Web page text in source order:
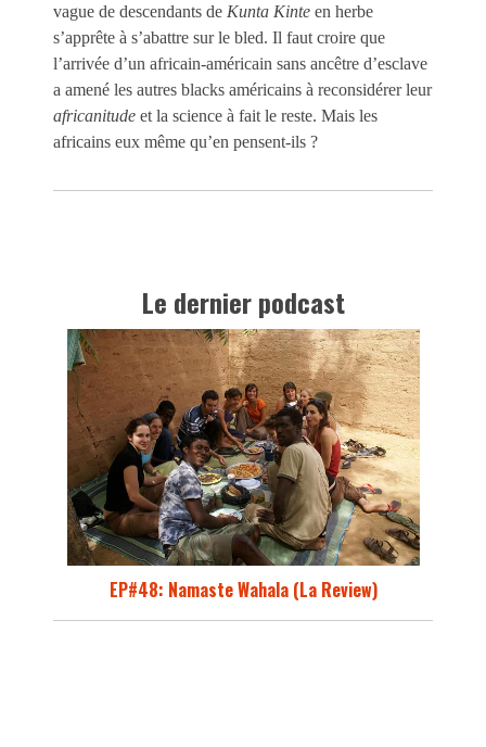
vague de descendants de Kunta Kinte en herbe
s’apprête à s’abattre sur le bled. Il faut croire que
l’arrivée d’un africain-américain sans ancêtre d’esclave
a amené les autres blacks américains à reconsidérer leur
africanitude et la science à fait le reste. Mais les
africains eux même qu’en pensent-ils ?
Le dernier podcast
EP#48: Namaste Wahala (La Review)